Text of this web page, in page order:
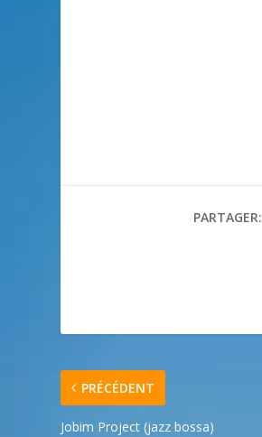
PARTAGER:
PRÉCÉDENT
Jobim Project (jazz bossa)